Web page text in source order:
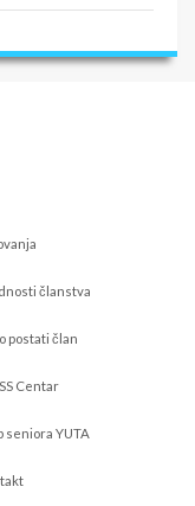
članstva
postati član
Centar
seniora YUTA